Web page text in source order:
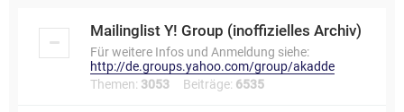
Mailinglist Y! Group (inoffizielles Archiv)
Für weitere Infos und Anmeldung siehe:
http://de.groups.yahoo.com/group/akadde
Themen: 3053 Beiträge: 6535